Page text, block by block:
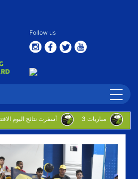
Follow us
أسفرت نتائج اليوم الافتتاحي للدوره الروضان 3 مباريات